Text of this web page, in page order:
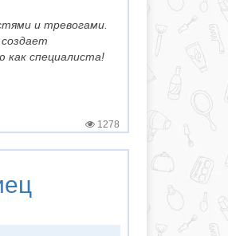
и тревогами.
как специалиста!
1278